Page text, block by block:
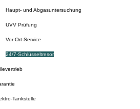
Haupt- und Abgasuntersuchung
UVV Prüfung
Vor-Ort-Service
24/7-Schlüsseltresor
Tankstelle